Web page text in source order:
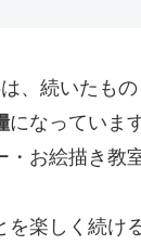
、続いたも
になっています
・お絵描き教
を楽しく続け